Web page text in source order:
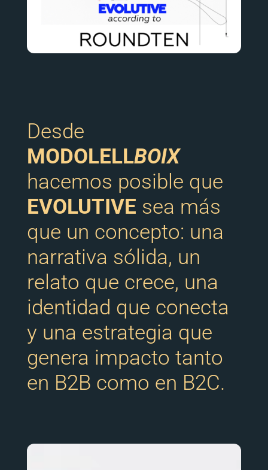
Desde
MODOLELLBOIX
hacemos posible que
EVOLUTIVE sea más
que un concepto: una
narrativa sólida, un
relato que crece, una
identidad que conecta
y una estrategia que
genera impacto tanto
en B2B como en B2C.
Reproductor